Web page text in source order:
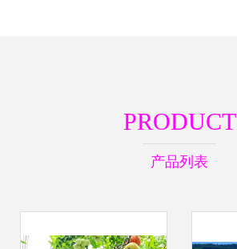
PRODUCT
产品列表